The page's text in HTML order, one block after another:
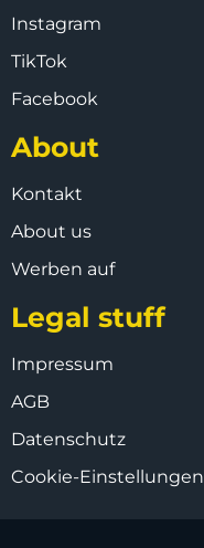
Instagram
TikTok
Facebook
About
Kontakt
About us
Werben auf
Legal stuff
Impressum
AGB
Datenschutz
Cookie-Einstellungen